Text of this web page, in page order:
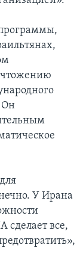
Он
У Ирана
сделает все,